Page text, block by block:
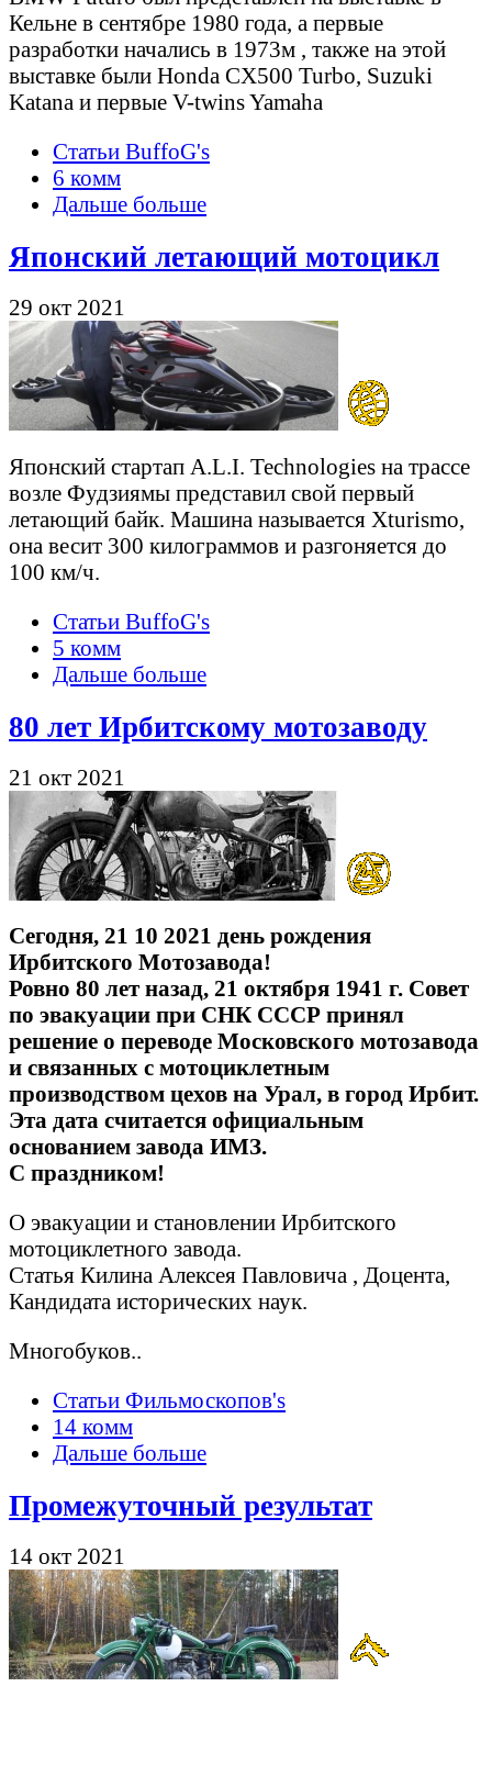
Кельне в сентябре 1980 года, а первые
разработки начались в 1973м , также на этой
выставке были Honda CX500 Turbo, Suzuki
Katana и первые V-twins Yamaha
Статьи BuffoG's
6 комм
Дальше больше
Японский летающий мотоцикл
29 окт 2021
Японский стартап A.L.I. Technologies на трассе
возле Фудзиямы представил свой первый
летающий байк. Машина называется Xturismo,
она весит 300 килограммов и разгоняется до
100 км/ч.
Статьи BuffoG's
5 комм
Дальше больше
80 лет Ирбитскому мотозаводу
21 окт 2021
Сегодня, 21 10 2021 день рождения
Ирбитского Мотозавода!
Ровно 80 лет назад, 21 октября 1941 г. Совет
по эвакуации при СНК СССР принял
решение о переводе Московского мотозавода
и связанных с мотоциклетным
производством цехов на Урал, в город Ирбит.
Эта дата считается официальным
основанием завода ИМЗ.
С праздником!
О эвакуации и становлении Ирбитского
мотоциклетного завода.
Статья Килина Алексея Павловича , Доцента,
Кандидата исторических наук.
Многобуков..
Статьи Фильмоскопов's
14 комм
Дальше больше
Промежуточный результат
14 окт 2021